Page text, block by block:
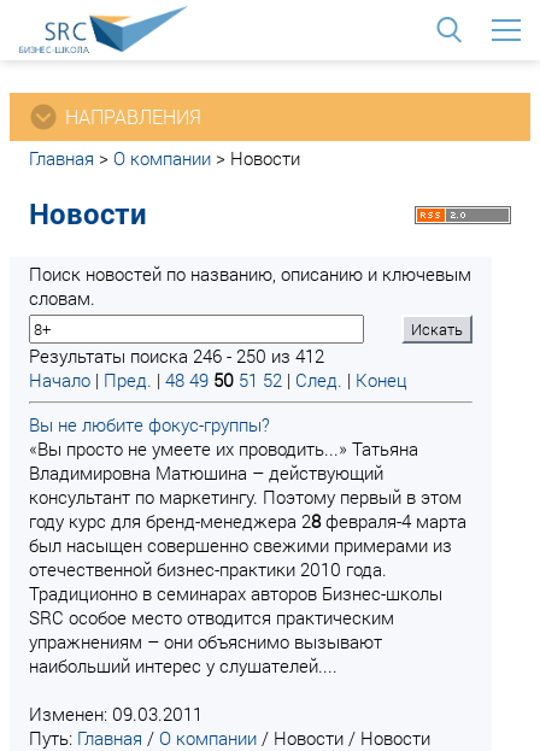
НАПРАВЛЕНИЯ
Главная > О компании > Новости
Новости
Поиск новостей по названию, описанию и ключевым
словам.
Результаты поиска 246 - 250 из 412
Начало | Пред. | 48 49 50 51 52 | След. | Конец
Вы не любите фокус-группы?
«Вы просто не умеете их проводить...» Татьяна
Владимировна Матюшина – действующий
консультант по маркетингу. Поэтому первый в этом
году курс для бренд-менеджера 28февраля-4 марта
был насыщен совершенно свежими примерами из
отечественной бизнес-практики 2010 года.
Традиционно в семинарах авторов Бизнес-школы
SRC особое место отводится практическим
упражнениям – они объяснимо вызывают
наибольший интерес у слушателей....
Изменен: 09.03.2011
Путь: Главная / О компании / Новости / Новости